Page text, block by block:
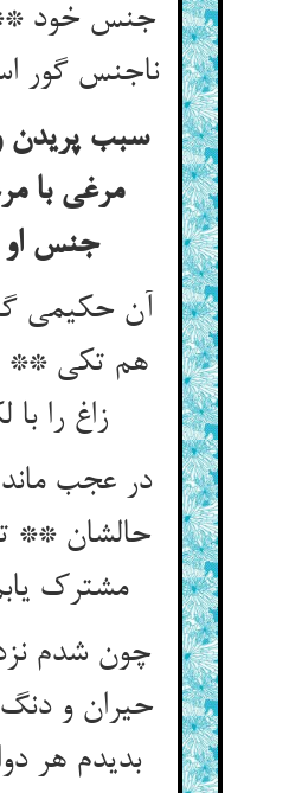
جنس خود
ناجنس گور
سبب پریدن
مرغی با
جنس او
آن حکیمی
هم تکی **
زاغ را با
در عجب
حالشان **
مشترک
چون شدم
حیران و
بدیدم هر